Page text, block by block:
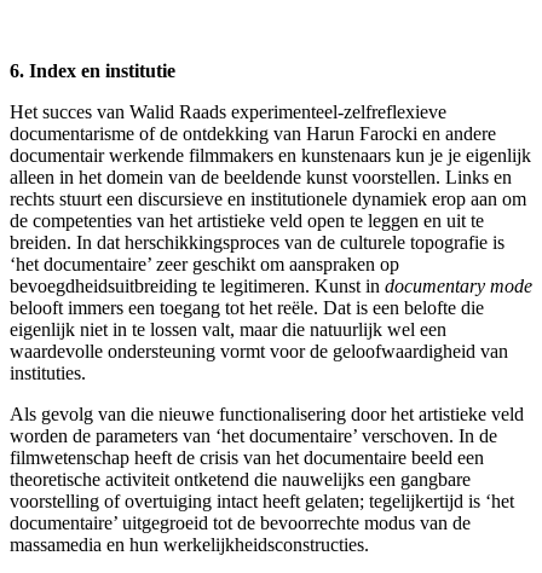
6. Index en institutie
Het succes van Walid Raads experimenteel-zelfreflexieve
documentarisme of de ontdekking van Harun Farocki en andere
documentair werkende filmmakers en kunstenaars kun je je eigenlijk
alleen in het domein van de beeldende kunst voorstellen. Links en
rechts stuurt een discursieve en institutionele dynamiek erop aan om
de competenties van het artistieke veld open te leggen en uit te
breiden. In dat herschikkingsproces van de culturele topografie is
‘het documentaire’ zeer geschikt om aanspraken op
bevoegdheidsuitbreiding te legitimeren. Kunst in documentary mode
belooft immers een toegang tot het reële. Dat is een belofte die
eigenlijk niet in te lossen valt, maar die natuurlijk wel een
waardevolle ondersteuning vormt voor de geloofwaardigheid van
instituties.
Als gevolg van die nieuwe functionalisering door het artistieke veld
worden de parameters van ‘het documentaire’ verschoven. In de
filmwetenschap heeft de crisis van het documentaire beeld een
theoretische activiteit ontketend die nauwelijks een gangbare
voorstelling of overtuiging intact heeft gelaten; tegelijkertijd is ‘het
documentaire’ uitgegroeid tot de bevoorrechte modus van de
massamedia en hun werkelijkheidsconstructies.